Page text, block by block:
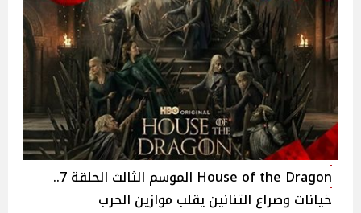
House of the Dragon الموسم الثالث الحلقة 7..
خيانات وصراع التنانين يقلب موازين الحرب